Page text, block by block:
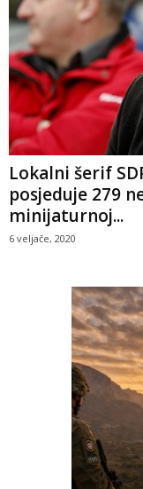
Lokalni šerif
posjeduje 279
minijaturnoj...
6 veljače, 2020